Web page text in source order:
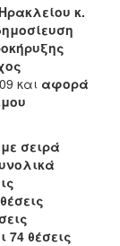
κ.
και αφορά
με σειρά
74 θέσεις